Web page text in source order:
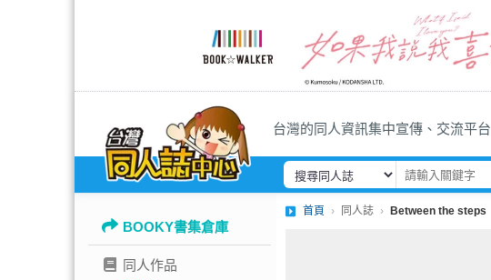
台灣的同人資訊集中宣傳、交流平台
BOOKY書集倉庫
同人作品
首頁 同人誌 Between the steps